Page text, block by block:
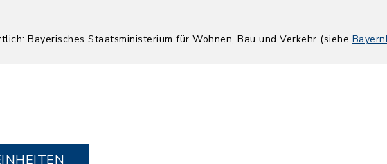
Bayerisches Staatsministerium für Wohnen, Bau und Verkehr (siehe